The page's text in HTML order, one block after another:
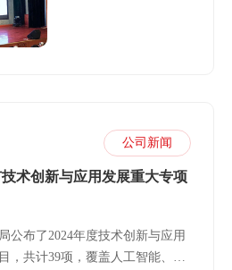
公司新闻
术创新与应用发展重大专项
公布了2024年度技术创新与应用
，共计39项，覆盖人工智能、高